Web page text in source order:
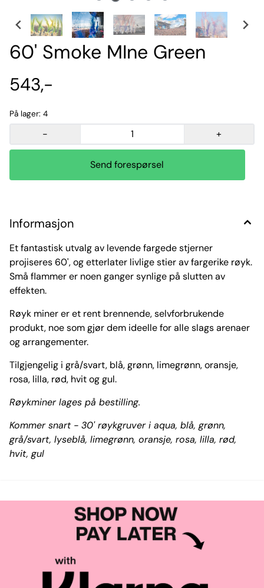
60' Smoke MIne Green
543,-
På lager: 4
- +
Send forespørsel
Informasjon
Et fantastisk utvalg av levende fargede stjerner
projiseres 60', og etterlater livlige stier av fargerike røyk.
Små flammer er noen ganger synlige på slutten av
effekten.
Røyk miner er et rent brennende, selvforbrukende
produkt, noe som gjør dem ideelle for alle slags arenaer
og arrangementer.
Tilgjengelig i grå/svart, blå, grønn, limegrønn, oransje,
rosa, lilla, rød, hvit og gul.
Røykminer lages på bestilling.
Kommer snart - 30' røykgruver i aqua, blå, grønn,
grå/svart, lyseblå, limegrønn, oransje, rosa, lilla, rød,
hvit, gul